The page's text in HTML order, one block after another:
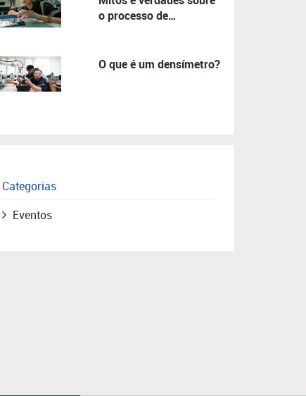
o processo de
O que é um densímetro?
Categorias
Eventos